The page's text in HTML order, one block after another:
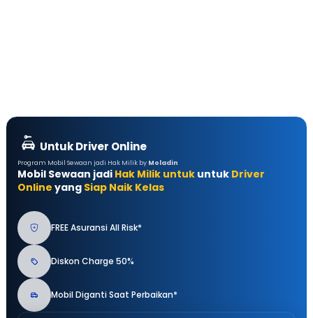
Untuk Driver Online
Program Mobil Sewaan jadi Hak Milik by Moladin
Mobil Sewaan jadi Hak Milik untuk untuk Driver
Online yang Siap Naik Kelas
FREE Asuransi All Risk*
Diskon Charge 50%
Mobil Diganti Saat Perbaikan*